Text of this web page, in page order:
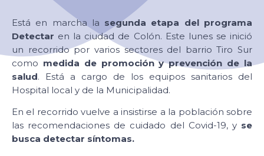
Está en marcha la segunda etapa del programa
Detectar en la ciudad de Colón. Este lunes se inició
un recorrido por varios sectores del barrio Tiro Sur
como medida de promoción y prevención de la
salud. Está a cargo de los equipos sanitarios del
Hospital local y de la Municipalidad.
En el recorrido vuelve a insistirse a la población sobre
las recomendaciones de cuidado del Covid-19, y se
busca detectar síntomas.